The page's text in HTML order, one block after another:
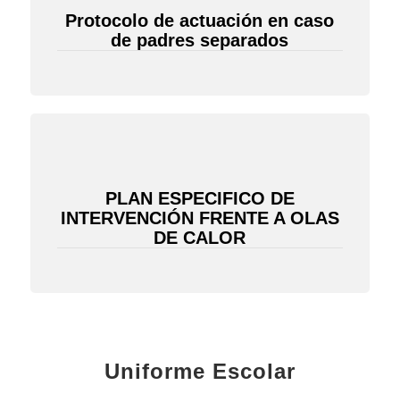
Protocolo de actuación en caso
de padres separados
PLAN ESPECIFICO DE
INTERVENCIÓN FRENTE A OLAS
DE CALOR
Uniforme Escolar